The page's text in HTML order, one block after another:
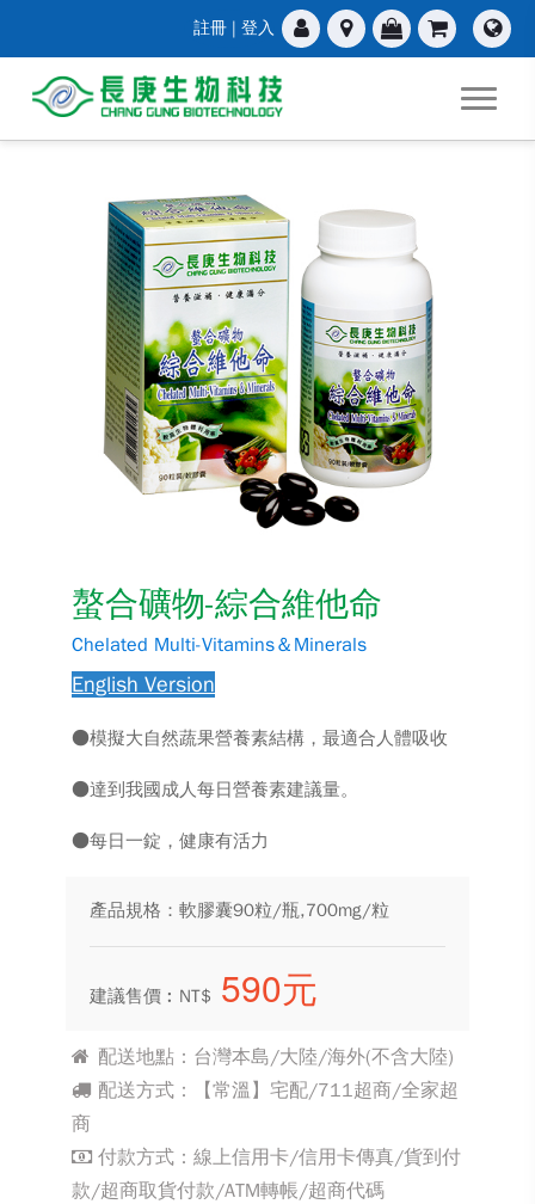
註冊 | 登入
螯合礦物-綜合維他命
Chelated Multi-Vitamins＆Minerals
English Version
●模擬大自然蔬果營養素結構，最適合人體吸收
●達到我國成人每日營養素建議量。
●每日一錠，健康有活力
產品規格：軟膠囊90粒/瓶,700mg/粒
建議售價︰NT$ 590元
配送地點：台灣本島/大陸/海外(不含大陸)
配送方式：【常溫】宅配/711超商/全家超
商
付款方式：線上信用卡/信用卡傳真/貨到付
款/超商取貨付款/ATM轉帳/超商代碼